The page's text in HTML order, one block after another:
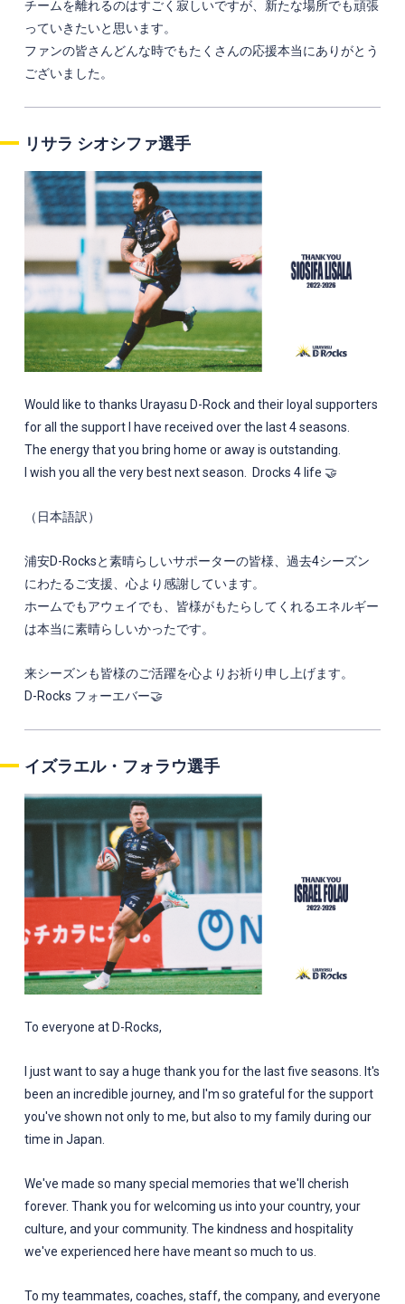
チームを離れるのはすごく寂しいですが、新たな場所でも頑張
っていきたいと思います。
ファンの皆さんどんな時でもたくさんの応援本当にありがとう
ございました。
リサラ シオシファ選手
Would like to thanks Urayasu D-Rock and their loyal supporters
for all the support I have received over the last 4 seasons.
The energy that you bring home or away is outstanding.
I wish you all the very best next season. Drocks 4 life 🤝
（日本語訳）
浦安D-Rocksと素晴らしいサポーターの皆様、過去4シーズン
にわたるご支援、心より感謝しています。
ホームでもアウェイでも、皆様がもたらしてくれるエネルギー
は本当に素晴らしいかったです。
来シーズンも皆様のご活躍を心よりお祈り申し上げます。
D-Rocks フォーエバー🤝
イズラエル・フォラウ選手
To everyone at D-Rocks,
I just want to say a huge thank you for the last five seasons. It's
been an incredible journey, and I'm so grateful for the support
you've shown not only to me, but also to my family during our
time in Japan.
We've made so many special memories that we'll cherish
forever. Thank you for welcoming us into your country, your
culture, and your community. The kindness and hospitality
we've experienced here have meant so much to us.
To my teammates, coaches, staff, the company, and everyone